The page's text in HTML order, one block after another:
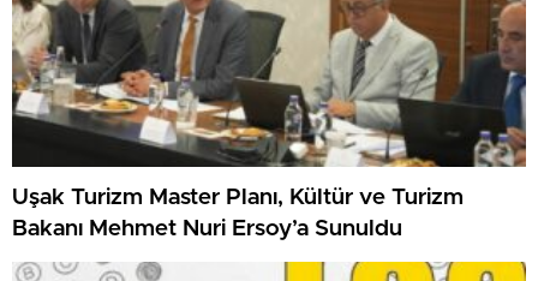
Uşak Turizm Master Planı, Kültür ve Turizm
Bakanı Mehmet Nuri Ersoy’a Sunuldu